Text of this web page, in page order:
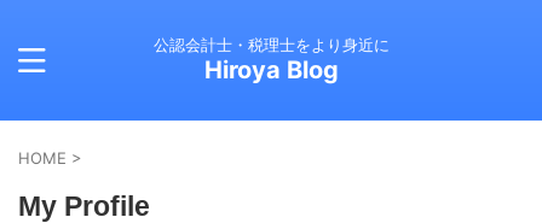
公認会計士・税理士をより身近に
Hiroya Blog
HOME >
My Profile